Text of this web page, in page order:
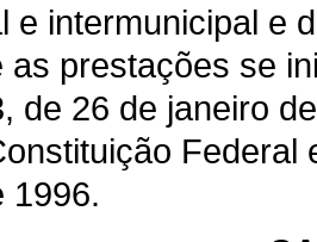
e intermunicipal e
as prestações se
de 26 de janeiro
1996.